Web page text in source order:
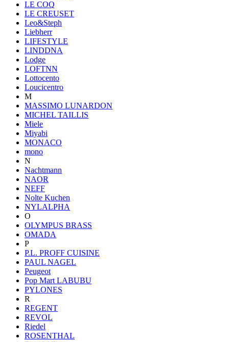
LE COQ
LE CREUSET
Leo&Steph
Liebherr
LIFESTYLE
LINDDNA
Lodge
LOFTNN
Lottocento
Loucicentro
M
MASSIMO LUNARDON
MICHEL TAILLIS
Miele
Miyabi
MONACO
mono
N
Nachtmann
NAOR
NEFF
Nolte Kuchen
NYLALPHA
O
OLYMPUS BRASS
OMADA
P
P.L. PROFF CUISINE
PAUL NAGEL
Peugeot
Pop Mart LABUBU
PYLONES
R
REGENT
REVOL
Riedel
ROSENTHAL